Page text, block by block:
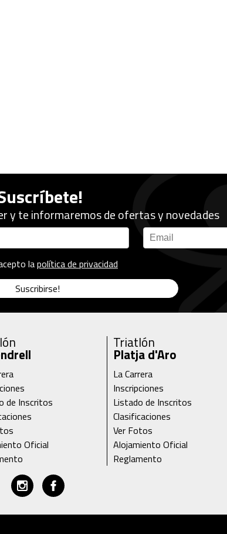
y te informaremos de ofertas y novedades
lapolítica de privacidad
Suscribirse!
de Inscritos
Oficial
Triatlón
Platja d'Aro
La Carrera
Inscripciones
Listado de Inscritos
Clasificaciones
Ver Fotos
Alojamiento Oficial
Reglamento